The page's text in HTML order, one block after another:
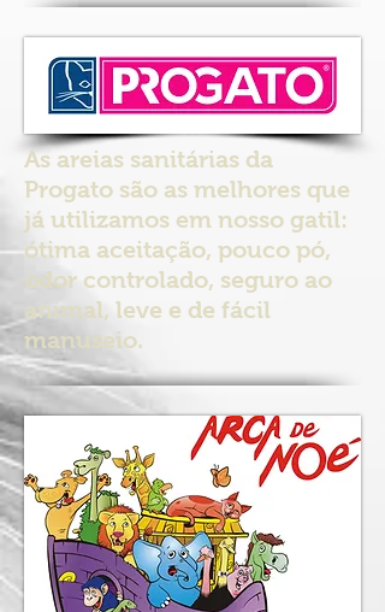
As areias sanitárias da
Progato são as melhores que
já utilizamos em nosso gatil:
ótima aceitação, pouco pó,
odor controlado, seguro ao
animal, leve e de fácil
manuseio.